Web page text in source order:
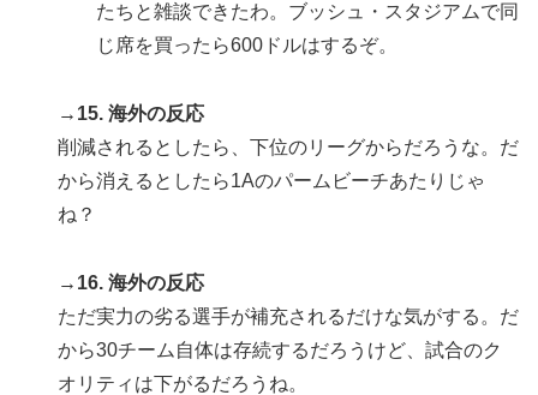
たちと雑談できたわ。ブッシュ・スタジアムで同
じ席を買ったら600ドルはするぞ。
→15. 海外の反応
削減されるとしたら、下位のリーグからだろうな。だ
から消えるとしたら1Aのパームビーチあたりじゃ
ね？
→16. 海外の反応
ただ実力の劣る選手が補充されるだけな気がする。だ
から30チーム自体は存続するだろうけど、試合のク
オリティは下がるだろうね。